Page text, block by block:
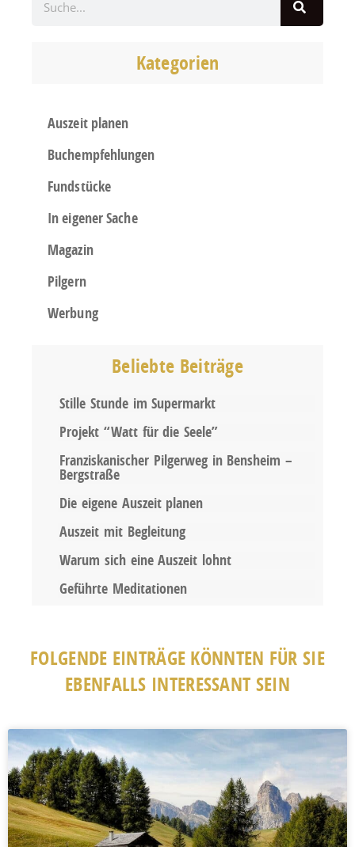
Kategorien
Auszeit planen
Buchempfehlungen
Fundstücke
In eigener Sache
Magazin
Pilgern
Werbung
Beliebte Beiträge
Stille Stunde im Supermarkt
Projekt “Watt für die Seele”
Franziskanischer Pilgerweg in Bensheim –
Bergstraße
Die eigene Auszeit planen
Auszeit mit Begleitung
Warum sich eine Auszeit lohnt
Geführte Meditationen
FOLGENDE EINTRÄGE KÖNNTEN FÜR SIE
EBENFALLS INTERESSANT SEIN